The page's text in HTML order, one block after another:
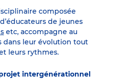
composée
de jeunes
etc, accompagne au
dans leur évolution tout
leurs rythmes.
intergénérationnel